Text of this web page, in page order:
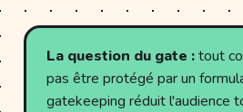
La question du gate :tout
pas être protégé par un
gatekeeping réduit l'audience